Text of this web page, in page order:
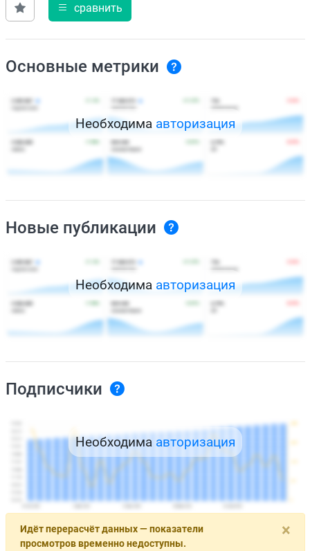
сравнить
Основные метрики
Необходима авторизация
Новые публикации
Необходима авторизация
Подписчики
Необходима авторизация
×
Идёт перерасчёт данных — показатели
просмотров временно недоступны.